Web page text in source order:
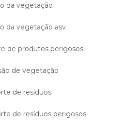
da vegetação
da vegetação asv
de produtos perigosos
de vegetação
de residuos
de resíduos perigosos